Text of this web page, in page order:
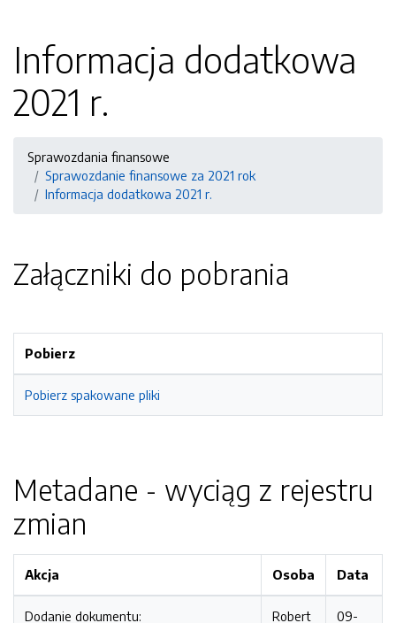
Informacja dodatkowa
2021 r.
Sprawozdania finansowe
Sprawozdanie finansowe za 2021 rok
Informacja dodatkowa 2021 r.
Załączniki do pobrania
Pobierz
Pobierz spakowane pliki
Metadane - wyciąg z rejestru
zmian
Akcja Osoba Data
Dodanie dokumentu:
Robert
09-